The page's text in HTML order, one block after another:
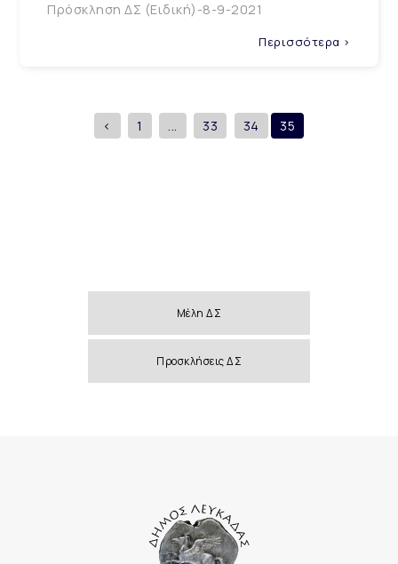
Μέλη ΔΣ
Προσκλήσεις ΔΣ
Πρόσκληση ΔΣ (Ειδική)-8-9-2021
Περισσότερα >
< 1 ... 33 34 35